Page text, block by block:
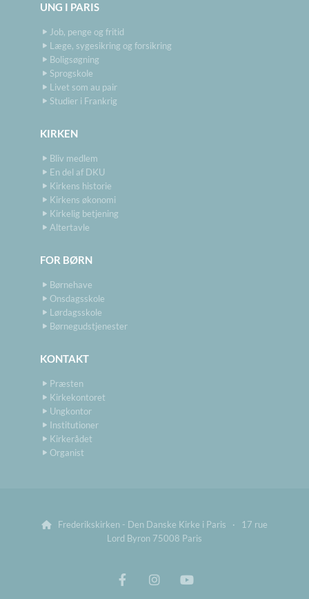
UNG I PARIS
Job, penge og fritid
Læge, sygesikring og forsikring
Boligsøgning
Sprogskole
Livet som au pair
Studier i Frankrig
KIRKEN
Bliv medlem
En del af DKU
Kirkens historie
Kirkens økonomi
Kirkelig betjening
Altertavle
FOR BØRN
Børnehave
Onsdagsskole
Lørdagsskole
Børnegudstjenester
KONTAKT
Præsten
Kirkekontoret
Ungkontor
Institutioner
Kirkerådet
Organist

Frederikskirken - Den Danske Kirke i Paris · 17 rue
Lord Byron 75008 Paris